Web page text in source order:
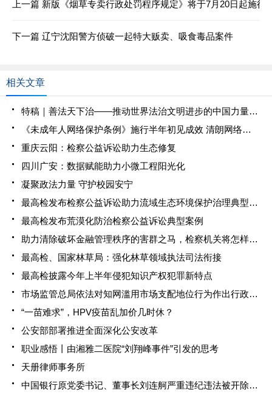
上一篇 新版《烟草专卖行政处罚程序规定》将于7月20日起施行
下一篇 辽宁沈阳警方侦破一起特大贩卖、吸食毒品案件
相关文章
特稿｜善法天下治——推动世界法治文明进步的中国力量_2025全国两会大型融媒体专题_新华网
《未成年人网络保护条例》施行半年初见成效 清朗网络空间 助力健康成长
重庆云阳：检察公益诉讼助力生态修复
四川广安：数据赋能助力小微工程阳光化
凝聚政法力量 守护校园安宁
最高检发布检察公益诉讼助力流域生态环境保护治理典型案例
最高检发布荒漠化防治检察公益诉讼典型案例
助力清除破坏金融管理秩序的害群之马，检察机关将怎样做？
最高检、国家林草局：强化林草领域执法司法衔接
最高检披露今年上半年侵犯知识产权犯罪新特点
市场监管总局依法对知网滥用市场支配地位行为作出行政处罚并责令其全面整改
“一苗难求”，HPV疫苗乱加价几时休？
公安部部署推进全面深化公安改革
职业感悟丨由湘雅二医院“刘翔峰事件”引发的思考
天册律师事务所
中国银行原党委书记、董事长刘连舸严重违纪违法被开除党籍